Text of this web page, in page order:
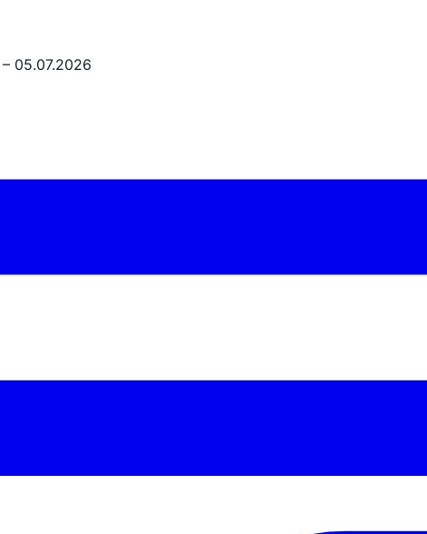
05.07.2026